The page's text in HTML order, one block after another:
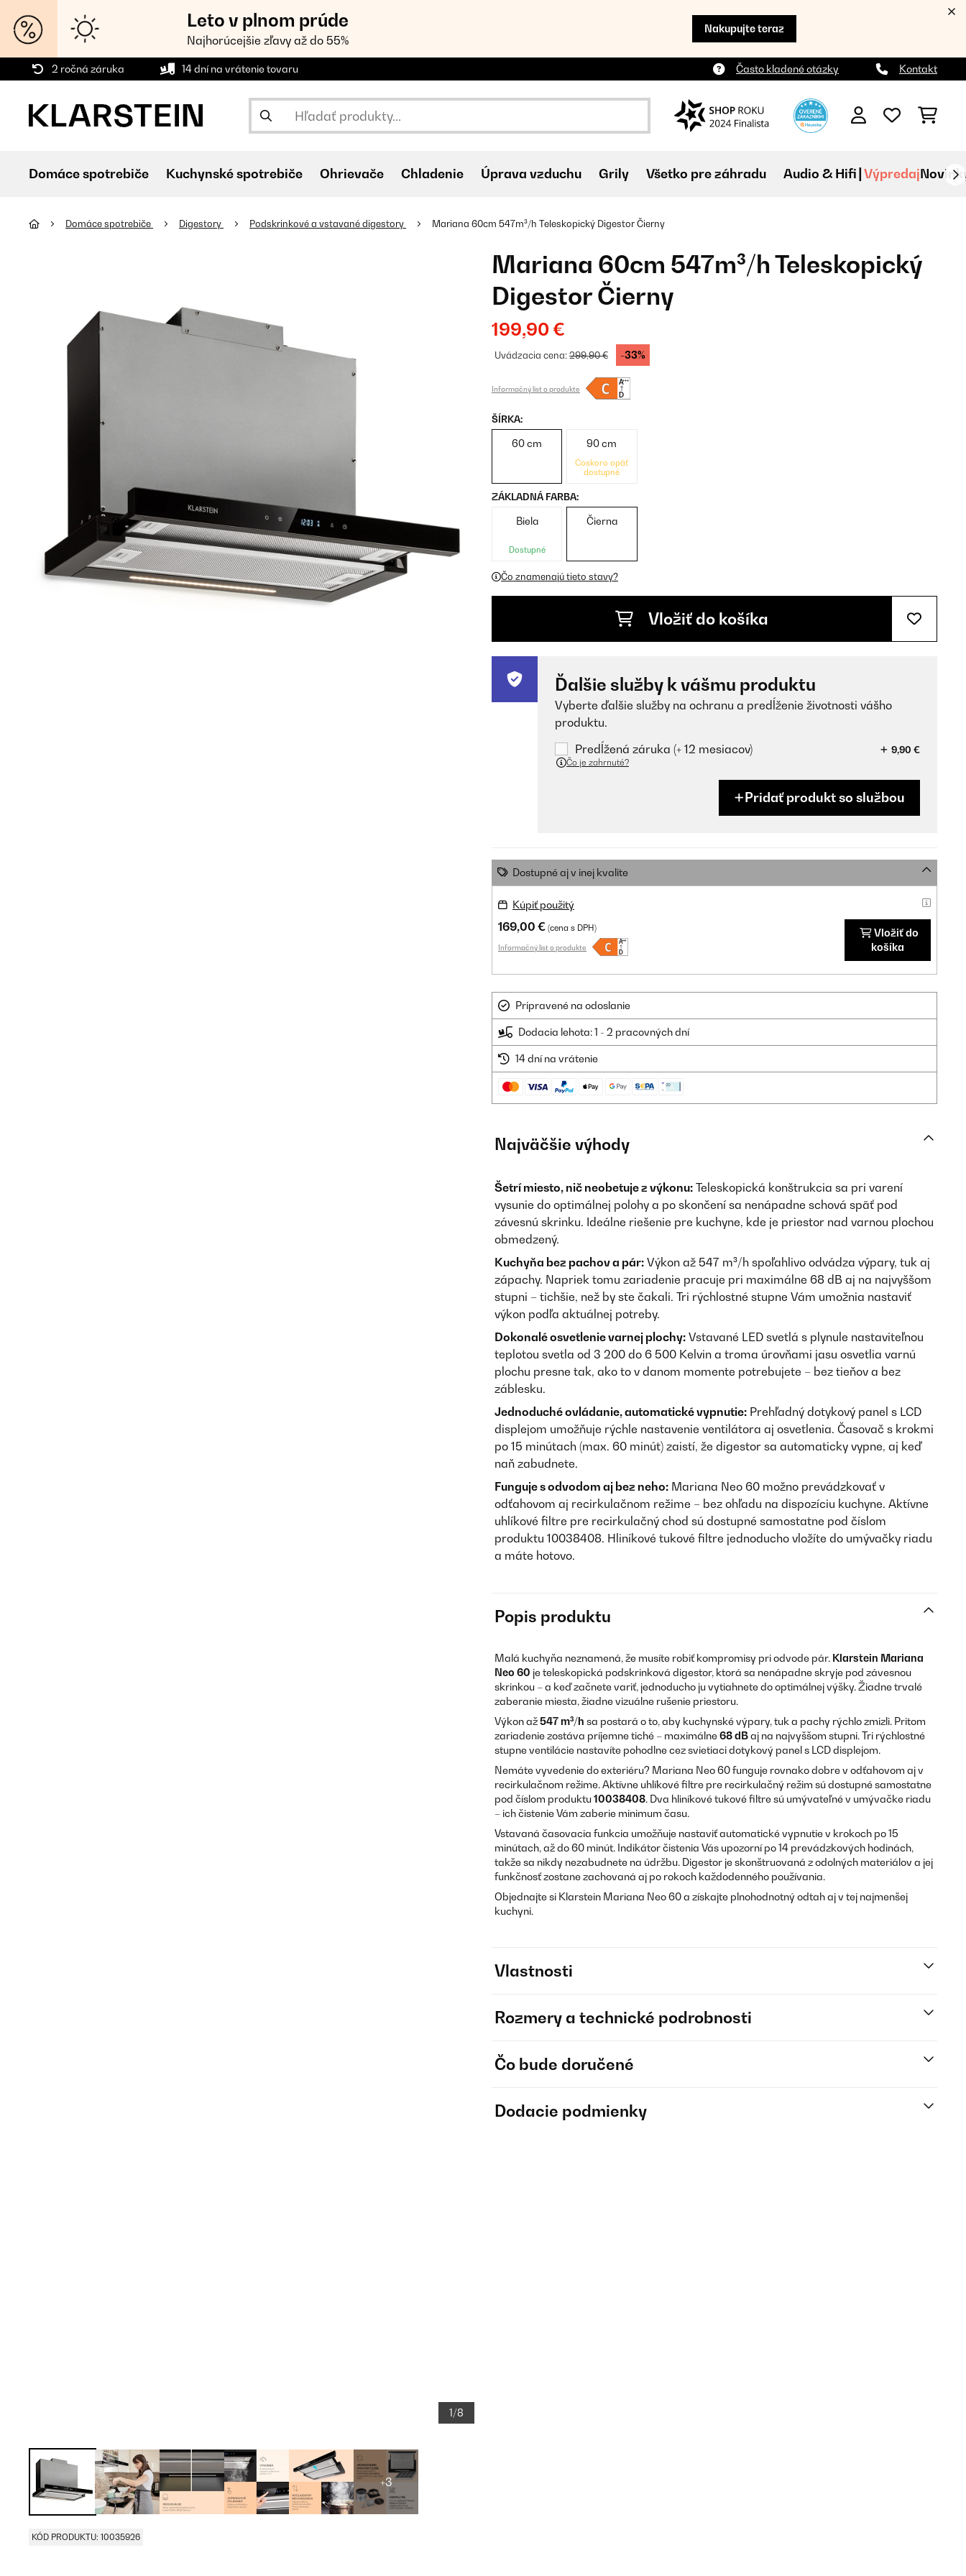
Leto v plnom prúde
Najhorúcejšie zľavy až do 55%
Nakupujte teraz
2 ročná záruka 14 dní na vrátenie tovaru Často kladené otázky Kontakt
Domáce spotrebiče Kuchynské spotrebiče Ohrievače Chladenie Úprava vzduchu Grily Všetko pre záhradu Audio & Hifi Výpredaj
Domáce spotrebiče Digestory Podskrinkové a vstavané digestory Mariana 60cm 547m³/h Teleskopický Digestor Čierny
1/8
+3
KÓD PRODUKTU: 10035926
Mariana 60cm 547m³/h Teleskopický
Digestor Čierny
199,90 €
Uvádzacia cena:299,90 € -33%
Informačný list o produkte
ŠÍRKA:
60 cm 90 cm
Čoskoro opäť
dostupné
ZÁKLADNÁ FARBA:
Biela
Dostupné
Čierna
Čo znamenajú tieto stavy?
Vložiť do košíka
Ďalšie služby k vášmu produktu
Vyberte ďalšie služby na ochranu a predĺženie životnosti vášho
produktu.
Predĺžená záruka (+ 12 mesiacov)
9,90 €
Čo je zahrnuté?
Pridať produkt so službou
Dostupné aj v inej kvalite
Kúpiť použitý
169,00 € (cena s DPH)
Informačný list o produkte
Vložiť do
košíka
Pripravené na odoslanie
Dodacia lehota: 1 - 2 pracovných dní
14 dní na vrátenie
Najväčšie výhody
Šetrí miesto, nič neobetuje z výkonu: Teleskopická konštrukcia sa pri varení
vysunie do optimálnej polohy a po skončení sa nenápadne schová späť pod
závesnú skrinku. Ideálne riešenie pre kuchyne, kde je priestor nad varnou plochou
obmedzený.
Kuchyňa bez pachov a pár: Výkon až 547 m³/h spoľahlivo odvádza výpary, tuk aj
zápachy. Napriek tomu zariadenie pracuje pri maximálne 68 dB aj na najvyššom
stupni – tichšie, než by ste čakali. Tri rýchlostné stupne Vám umožnia nastaviť
výkon podľa aktuálnej potreby.
Dokonalé osvetlenie varnej plochy: Vstavané LED svetlá s plynule nastaviteľnou
teplotou svetla od 3 200 do 6 500 Kelvin a troma úrovňami jasu osvetlia varnú
plochu presne tak, ako to v danom momente potrebujete – bez tieňov a bez
záblesku.
Jednoduché ovládanie, automatické vypnutie: Prehľadný dotykový panel s LCD
displejom umožňuje rýchle nastavenie ventilátora aj osvetlenia. Časovač s krokmi
po 15 minútach (max. 60 minút) zaistí, že digestor sa automaticky vypne, aj keď
naň zabudnete.
Funguje s odvodom aj bez neho: Mariana Neo 60 možno prevádzkovať v
odťahovom aj recirkulačnom režime – bez ohľadu na dispozíciu kuchyne. Aktívne
uhlíkové filtre pre recirkulačný chod sú dostupné samostatne pod číslom
produktu 10038408. Hliníkové tukové filtre jednoducho vložíte do umývačky riadu
a máte hotovo.
Popis produktu
Malá kuchyňa neznamená, že musíte robiť kompromisy pri odvode pár. Klarstein Mariana
Neo 60 je teleskopická podskrinková digestor, ktorá sa nenápadne skryje pod závesnou
skrinkou – a keď začnete variť, jednoducho ju vytiahnete do optimálnej výšky. Žiadne trvalé
zaberanie miesta, žiadne vizuálne rušenie priestoru.
Výkon až547 m³/h sa postará o to, aby kuchynské výpary, tuk a pachy rýchlo zmizli. Pritom
zariadenie zostáva príjemne tiché – maximálne68 dBaj na najvyššom stupni. Tri rýchlostné
stupne ventilácie nastavíte pohodlne cez svietiaci dotykový panel s LCD displejom.
Nemáte vyvedenie do exteriéru? Mariana Neo 60 funguje rovnako dobre v odťahovom aj v
recirkulačnom režime. Aktívne uhlíkové filtre pre recirkulačný režim sú dostupné samostatne
pod číslom produktu 10038408. Dva hliníkové tukové filtre sú umývateľné v umývačke riadu
– ich čistenie Vám zaberie minimum času.
Vstavaná časovacia funkcia umožňuje nastaviť automatické vypnutie v krokoch po 15
minútach, až do 60 minút. Indikátor čistenia Vás upozorní po 14 prevádzkových hodinách,
takže sa nikdy nezabudnete na údržbu. Digestor je skonštruovaná z odolných materiálov a jej
funkčnosť zostane zachovaná aj po rokoch každodenného používania.
Objednajte si Klarstein Mariana Neo 60 a získajte plnohodnotný odtah aj v tej najmenšej
kuchyni.
Vlastnosti
Rozmery a technické podrobnosti
Čo bude doručené
Dodacie podmienky